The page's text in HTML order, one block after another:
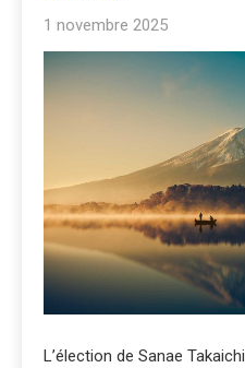
1 novembre 2025
L’élection de Sanae